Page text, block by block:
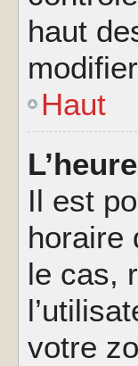
haut
Haut
Il est
horaire
le cas,
votre